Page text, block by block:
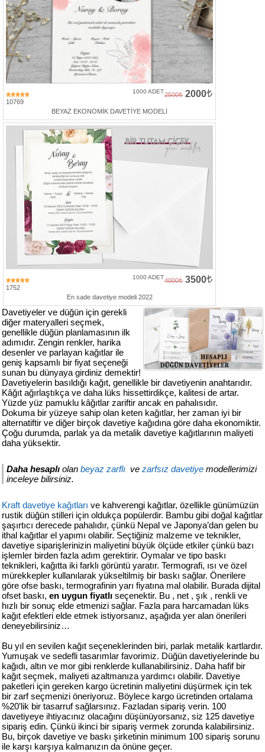
Sade
Düğün
Davetiye
Modelleri
Atatürk'lü
Davetiyeler
Davetiye
Modelleri
Numune
Talebi
(ücretsiz)
Gerçek
Yorumları
Yeni
Davetiye
Sözleri
Simay
Davetiye
-
Biz
kimiz?
İletişim
-
46
29
10769
2500 2000
1000 ADET
BEYAZ EKONOMİK DAVETİYE MODELİ
1752
4000 3500
1000 ADET
En sade davetiye modeli 2022
Davetiyeler ve düğün için gerekli
diğer materyalleri seçmek,
genellikle düğün planlamasının ilk
adımıdır. Zengin renkler, harika
desenler ve parlayan kağıtlar ile
geniş kapsamlı bir fiyat seçeneği
sunan bu dünyaya girdiniz demektir!
Davetiyelerin basıldığı kağıt, genellikle bir davetiyenin anahtarıdır.
Kâğıt ağırlaştıkça ve daha lüks hissettirdikçe, kalitesi de artar.
Yüzde yüz pamuklu kâğıtlar zariftir ancak en pahalısıdır.
Dokuma bir yüzeye sahip olan keten kağıtlar, her zaman iyi bir
alternatiftir ve diğer birçok davetiye kağıdına göre daha ekonomiktir.
Çoğu durumda, parlak ya da metalik davetiye kağıtlarının maliyeti
daha yüksektir.
Daha hesaplı olan beyaz zarflı ve zarfsız davetiye modellerimizi
inceleye bilirsiniz.
Kraft davetiye kağıtları ve kahverengi kağıtlar, özellikle günümüzün
rustik düğün stilleri için oldukça popülerdir. Bambu gibi doğal kağıtlar
şaşırtıcı derecede pahalıdır, çünkü Nepal ve Japonya’dan gelen bu
ithal kağıtlar el yapımı olabilir. Seçtiğiniz malzeme ve teknikler,
davetiye siparişlerinizin maliyetini büyük ölçüde etkiler çünkü bazı
işlemler birden fazla adım gerektirir. Oymalar ve tipo baskı
teknikleri, kağıtta iki farklı görüntü yaratır. Termografi, ısı ve özel
mürekkepler kullanılarak yükseltilmiş bir baskı sağlar. Önerilere
göre ofse baskı, termografinin yarı fiyatına mal olabilir. Burada dijital
ofset baskı, en uygun fiyatlı seçenektir. Bu , net , şık , renkli ve
hızlı bir sonuç elde etmenizi sağlar. Fazla para harcamadan lüks
kağıt efektleri elde etmek istiyorsanız, aşağıda yer alan önerileri
deneyebilirsiniz…
Bu yıl en sevilen kağıt seçeneklerinden biri, parlak metalik kartlardır.
Yumuşak ve sedefli tasarımlar favorimiz. Düğün davetiyelerinde bu
kağıdı, altın ve mor gibi renklerde kullanabilirsiniz. Daha hafif bir
kağıt seçmek, maliyeti azaltmanıza yardımcı olabilir. Davetiye
paketleri için gereken kargo ücretinin maliyetini düşürmek için tek
bir zarf seçmenizi öneriyoruz. Böylece kargo ücretinden ortalama
%20’lik bir tasarruf sağlarsınız. Fazladan sipariş verin. 100
davetiyeye ihtiyacınız olacağını düşünüyorsanız, siz 125 davetiye
sipariş edin. Çünkü ikinci bir sipariş vermek zorunda kalabilirsiniz.
Bu, birçok davetiye ve baskı şirketinin minimum 100 sipariş sorunu
ile karşı karşıya kalmanızın da önüne geçer.